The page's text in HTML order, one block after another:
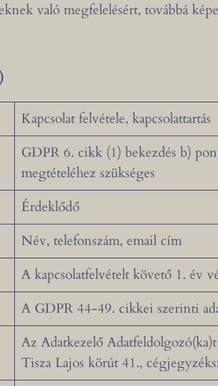
való megfelelésért, továbbá
Kapcsolat felvétele, kapcsolattartás
GDPR 6. cikk (1) bekezdés b)
megtételéhez szükséges
Érdeklődő
Név, telefonszám, email cím
A kapcsolatfelvételt követő 1. év
A GDPR 44-49. cikkei szerinti
Az Adatkezelő
Tisza Lajos körút 41.,